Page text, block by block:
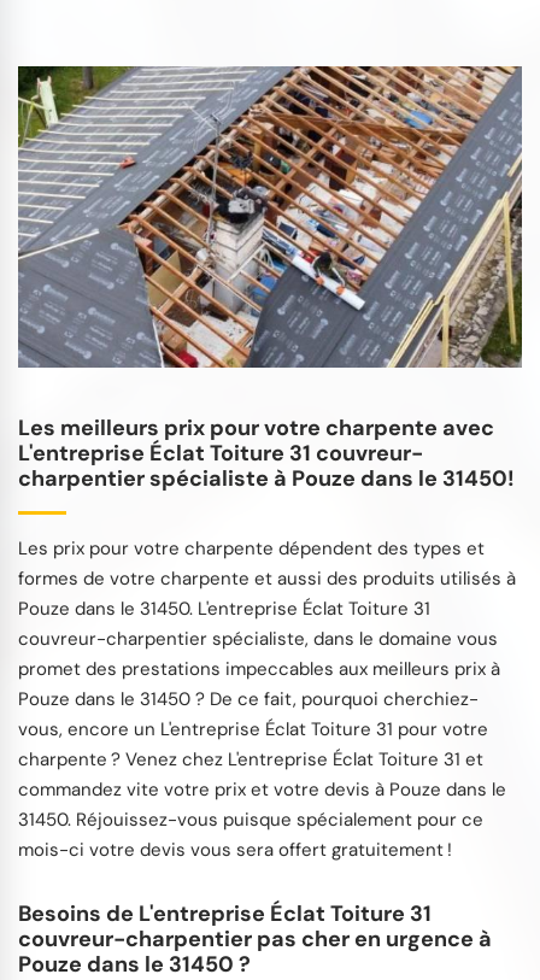
Les meilleurs prix pour votre charpente avec
L'entreprise Éclat Toiture 31 couvreur-
charpentier spécialiste à Pouze dans le 31450!
Les prix pour votre charpente dépendent des types et
formes de votre charpente et aussi des produits utilisés à
Pouze dans le 31450. L'entreprise Éclat Toiture 31
couvreur-charpentier spécialiste, dans le domaine vous
promet des prestations impeccables aux meilleurs prix à
Pouze dans le 31450 ? De ce fait, pourquoi cherchiez-
vous, encore un L'entreprise Éclat Toiture 31 pour votre
charpente ? Venez chez L'entreprise Éclat Toiture 31 et
commandez vite votre prix et votre devis à Pouze dans le
31450. Réjouissez-vous puisque spécialement pour ce
mois-ci votre devis vous sera offert gratuitement !
Besoins de L'entreprise Éclat Toiture 31
couvreur-charpentier pas cher en urgence à
Pouze dans le 31450 ?